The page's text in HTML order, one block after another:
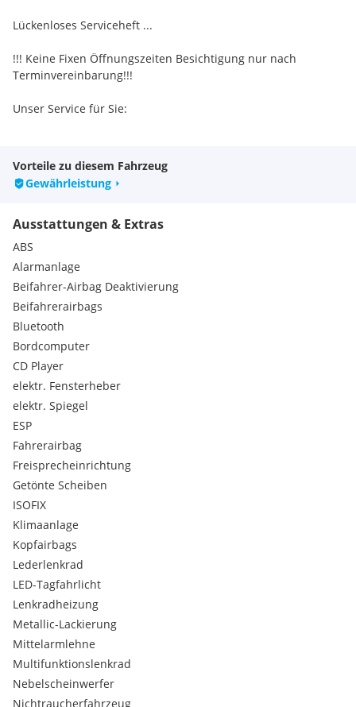
Lückenloses Serviceheft ...
!!! Keine Fixen Öffnungszeiten Besichtigung nur nach
Terminvereinbarung!!!
Unser Service für Sie:
Wir finanzieren Ihr neues Auto nach Ihren Wünschen
Wir nehmen Ihr jetziges Fahrzeug gerne in Zahlung
Besuchen Sie unsere Homepage für weitere Fahrzeuge.
Sofort Finanzierung möglich auch ohne Anzahlung mit oder
ohne Restzahlung.
Bitte Überprüfen sie die Ausstattung am Fahrzeug. Alle
angaben ohne Gewähr. Irrtürmer, Änderung,
Ausstattungsfehler und Zwischenverkauf Vorbehalten..
Serienausstattungen:
Radzierblenden
Außentemperaturanzeige
Getränkehalter vorne und hinten
Heckscheibenwischer
Nebelschlussleuchte
Stoßfänger in Wagenfarbe
Dachantenne
Gepäckraumabdeckung
Außenspiegelabdeckung - in Wagenfarbe
Frontscheibenwischer (Aeroblade) mit Intervall
Kofferraumbeleuchtung
3. Bremsleuchte
Fahrersitz manuell höhenverstellbar
Instrumentenbeleuchtung einstellbar
Tire Mobility Kit
5 höhenverstellbare Kopfstützen
Aschenbecher herausnehmbar/Zigarettenanzünder
Kindersicherung in beiden Türen hinten
Vorteile zu diesem Fahrzeug
Gewährleistung
Ausstattungen & Extras
ABS
Alarmanlage
Beifahrer-Airbag Deaktivierung
Beifahrerairbags
Bluetooth
Bordcomputer
CD Player
elektr. Fensterheber
elektr. Spiegel
ESP
Fahrerairbag
Freisprecheinrichtung
Getönte Scheiben
ISOFIX
Klimaanlage
Kopfairbags
Lederlenkrad
LED-Tagfahrlicht
Lenkradheizung
Metallic-Lackierung
Mittelarmlehne
Multifunktionslenkrad
Nebelscheinwerfer
Nichtraucherfahrzeug